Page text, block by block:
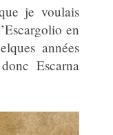
je voulais
en
années
Escarna